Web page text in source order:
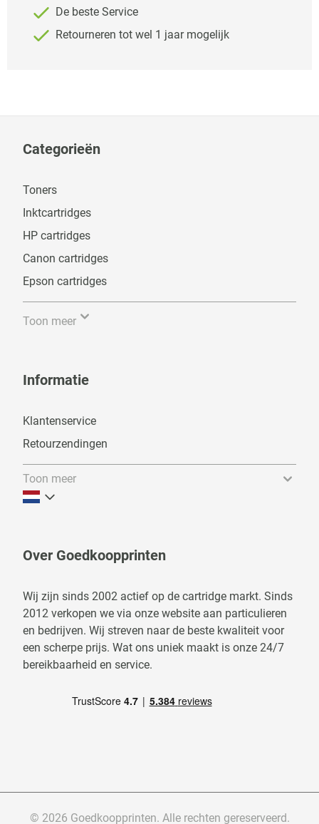
De beste Service
Retourneren tot wel 1 jaar mogelijk
Categorieën
Toners
Inktcartridges
HP cartridges
Canon cartridges
Epson cartridges
Toon meer
Informatie
Klantenservice
Retourzendingen
Toon meer
Over Goedkoopprinten
Wij zijn sinds 2002 actief op de cartridge markt. Sinds
2012 verkopen we via onze website aan particulieren
en bedrijven. Wij streven naar de beste kwaliteit voor
een scherpe prijs. Wat ons uniek maakt is onze 24/7
bereikbaarheid en service.
© 2026 Goedkoopprinten. Alle rechten gereserveerd.